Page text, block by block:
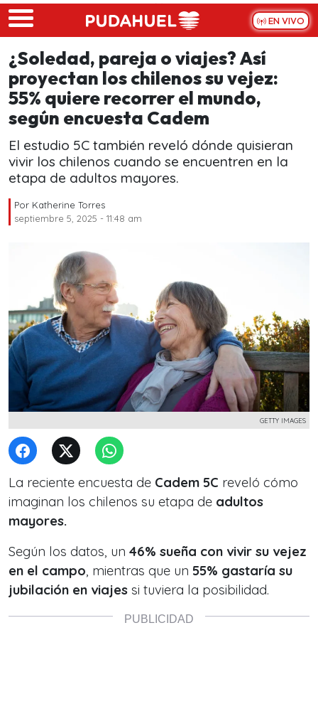
Skip to main content
EN VIVO
¿Soledad, pareja o viajes? Así
proyectan los chilenos su vejez:
55% quiere recorrer el mundo,
según encuesta Cadem
El estudio 5C también reveló dónde quisieran
vivir los chilenos cuando se encuentren en la
etapa de adultos mayores.
Por Katherine Torres
septiembre 5, 2025 - 11:48 am
GETTY IMAGES
La reciente encuesta de Cadem 5C reveló cómo
imaginan los chilenos su etapa de adultos
mayores.
Según los datos, un 46% sueña con vivir su vejez
en el campo, mientras que un 55% gastaría su
jubilación en viajes si tuviera la posibilidad.